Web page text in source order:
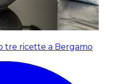
tre ricette a Bergamo